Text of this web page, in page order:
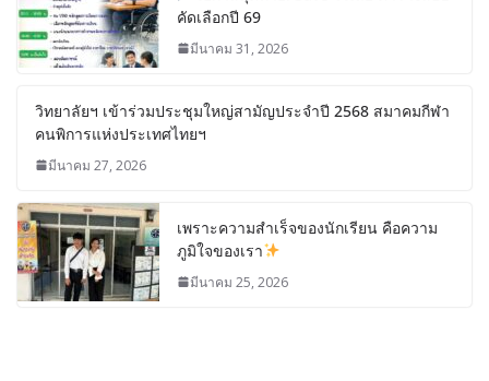
คัดเลือกปี 69
มีนาคม 31, 2026
วิทยาลัยฯ เข้าร่วมประชุมใหญ่สามัญประจำปี 2568 สมาคมกีฬา
คนพิการแห่งประเทศไทยฯ
มีนาคม 27, 2026
เพราะความสำเร็จของนักเรียน คือความ
ภูมิใจของเรา
มีนาคม 25, 2026